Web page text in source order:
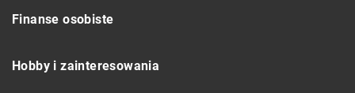
Finanse osobiste
Hobby i zainteresowania